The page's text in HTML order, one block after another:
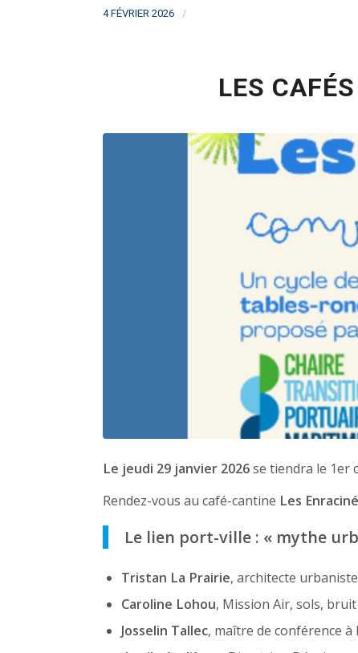
4 FÉVRIER 2026 /
LES
Le jeudi 29 janvier 2026se tiendra le 1er
Rendez-vous au café-cantine Les
Le lien port-ville : « mythe
Tristan La Prairie, architecte
Caroline Lohou, Mission Air, sols,
Josselin Tallec, maître de conférence à